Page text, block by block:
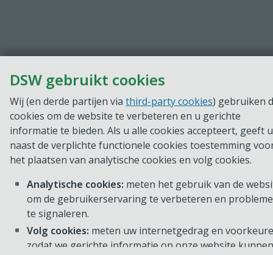
DSW gebruikt cookies
Wij (en derde partijen via third-party cookies) gebruiken
cookies om de website te verbeteren en u gerichte
informatie te bieden. Als u alle cookies accepteert, geeft u
naast de verplichte functionele cookies toestemming
het plaatsen van analytische cookies en volg cookies.
Analytische cookies: meten het gebruik van de
om de gebruikerservaring te verbeteren en
te signaleren.
Volg cookies: meten uw internetgedrag en
zodat we gerichte informatie op onze website kunnen